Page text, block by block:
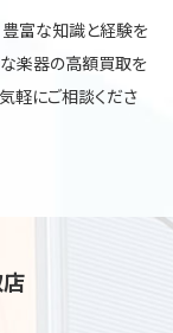
豊富な知識と経験を
楽器の高額買取を
軽にご相談くださ